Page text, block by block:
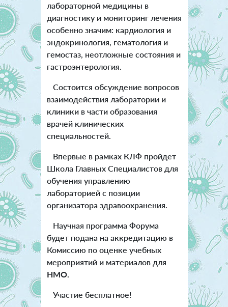
лабораторной медицины в
диагностику и мониторинг лечения
особенно значим: кардиология и
эндокринология, гематология и
гемостаз, неотложные состояния и
гастроэнтерология.
Состоится обсуждение вопросов
взаимодействия лаборатории и
клиники в части образования
врачей клинических
специальностей.
Впервые в рамках КЛФ пройдет
Школа Главных Специалистов для
обучения управлению
лабораторией с позиции
организатора здравоохранения.
Научная программа Форума
будет подана на аккредитацию в
Комиссию по оценке учебных
мероприятий и материалов для
НМО.
Участие бесплатное!